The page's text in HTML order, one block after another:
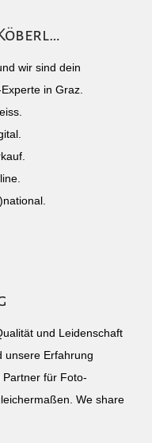
wir sind dein
in Graz.
und Leidenschaft
unsere Erfahrung
für Foto-
We share